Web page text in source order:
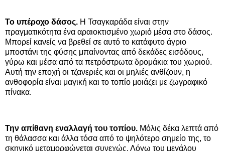
Το υπέροχο δάσος. Η Τσαγκαράδα είναι στην
πραγματικότητα ένα αραιοκτισμένο χωριό μέσα στο δάσος.
Μπορεί κανείς να βρεθεί σε αυτό το κατάφυτο άγριο
μποστάνι της φύσης μπαίνοντας από δεκάδες εισόδους,
γύρω και μέσα από τα πετρόστρωτα δρομάκια του χωριού.
Αυτή την εποχή οι τζανεριές και οι μηλιές ανθίζουν, η
ανθοφορία είναι μαγική και το τοπίο μοιάζει με ζωγραφικό
πίνακα.
Την απίθανη εναλλαγή του τοπίου. Μόλις δέκα λεπτά από
τη θάλασσα και άλλα τόσα από το ψηλότερο σημείο της, το
σκηνικό μεταμορφώνεται συνεχώς. Λόγω του μεγάλου